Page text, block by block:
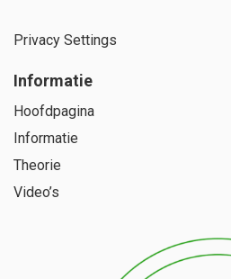
Privacy Settings
Informatie
Hoofdpagina
Informatie
Theorie
Video’s